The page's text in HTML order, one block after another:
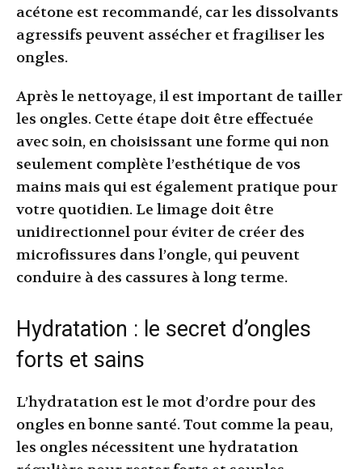
acétone est recommandé, car les dissolvants
agressifs peuvent assécher et fragiliser les
ongles.
Après le nettoyage, il est important de tailler
les ongles. Cette étape doit être effectuée
avec soin, en choisissant une forme qui non
seulement complète l’esthétique de vos
mains mais qui est également pratique pour
votre quotidien. Le limage doit être
unidirectionnel pour éviter de créer des
microfissures dans l’ongle, qui peuvent
conduire à des cassures à long terme.
Hydratation : le secret d’ongles
forts et sains
L’hydratation est le mot d’ordre pour des
ongles en bonne santé. Tout comme la peau,
les ongles nécessitent une hydratation